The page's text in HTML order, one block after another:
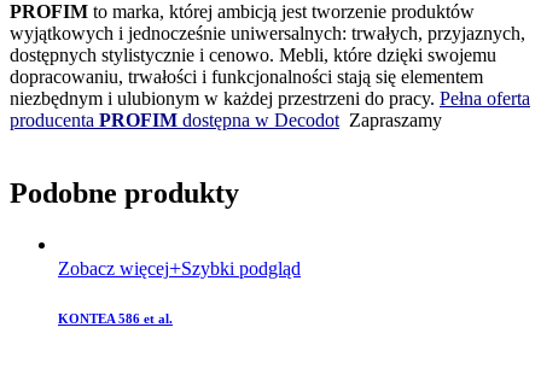
PROFIM to marka, której ambicją jest tworzenie produktów
wyjątkowych i jednocześnie uniwersalnych: trwałych, przyjaznych,
dostępnych stylistycznie i cenowo. Mebli, które dzięki swojemu
dopracowaniu, trwałości i funkcjonalności stają się elementem
niezbędnym i ulubionym w każdej przestrzeni do pracy. Pełna oferta
producenta PROFIM dostępna w Decodot Zapraszamy
Podobne produkty
Zobacz więcej Szybki podgląd
KONTEA 586 et al.